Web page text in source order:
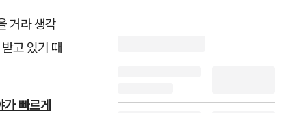
거라 생각
고 있기 때
빠르게